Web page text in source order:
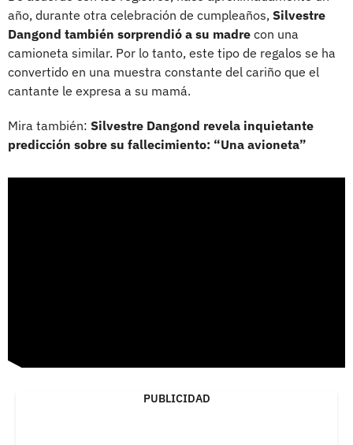
año, durante otra celebración de cumpleaños, Silvestre
Dangond también sorprendió a su madre con una
camioneta similar. Por lo tanto, este tipo de regalos se ha
convertido en una muestra constante del cariño que el
cantante le expresa a su mamá.
Mira también: Silvestre Dangond revela inquietante
predicción sobre su fallecimiento: “Una avioneta”
PUBLICIDAD